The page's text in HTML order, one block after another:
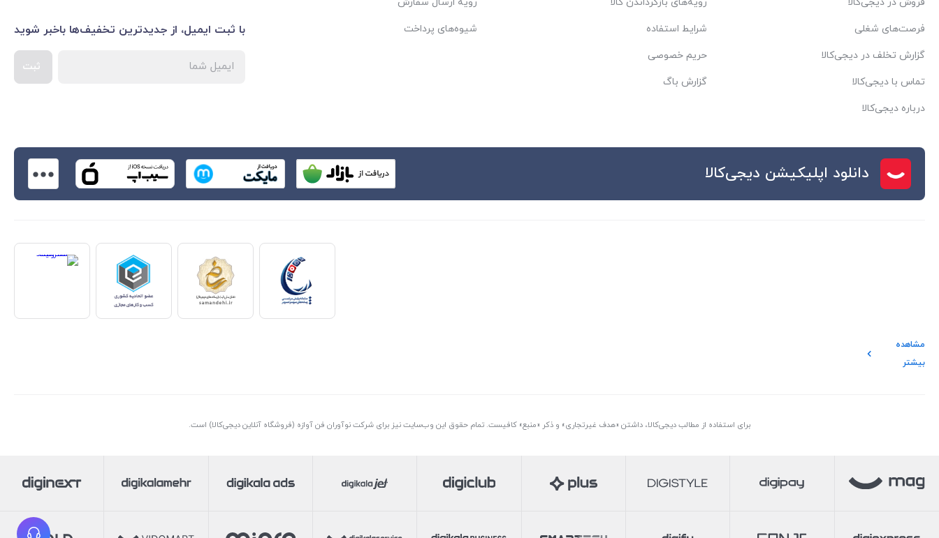
فرصت‌های شغلی
گزارش تخلف در دیجی‌کالا
تماس با دیجی‌کالا
درباره دیجی‌کالا
شرایط استفاده
حریم خصوصی
گزارش باگ
شیوه‌های پرداخت
با ثبت ایمیل، از جدید‌ترین تخفیف‌ها با‌خبر شوید
ثبت
دانلود اپلیکیشن دیجی‌کالا
اطلاعات بیشتر
مشاهده
بیشتر
برای استفاده از مطالب دیجی‌کالا، داشتن «هدف غیرتجاری» و ذکر «منبع» کافیست. تمام حقوق اين وب‌سايت نیز برای شرکت نوآوران فن آوازه (فروشگاه آنلاین دیجی‌کالا) است.